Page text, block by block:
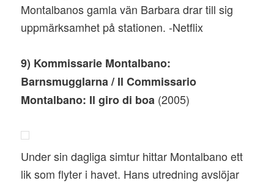
Montalbanos gamla vän Barbara drar till sig
uppmärksamhet på stationen. -Netflix
9) Kommissarie Montalbano:
Barnsmugglarna / Il Commissario
Montalbano: Il giro di boa (2005)
Under sin dagliga simtur hittar Montalbano ett
lik som flyter i havet. Hans utredning avslöjar